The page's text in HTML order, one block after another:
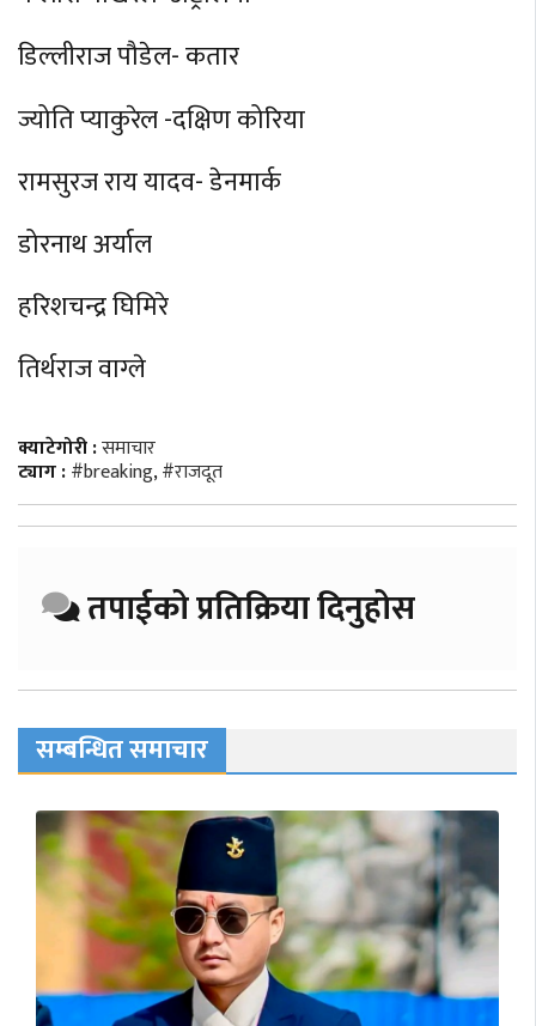
डिल्लीराज पौडेल- कतार
ज्योति प्याकुरेल -दक्षिण कोरिया
रामसुरज राय यादव- डेनमार्क
डोरनाथ अर्याल
हरिशचन्द्र घिमिरे
तिर्थराज वाग्ले
क्याटेगोरी :समाचार
ट्याग :#breaking,#राजदूत
तपाईको प्रतिक्रिया दिनुहोस
सम्बन्धित समाचार